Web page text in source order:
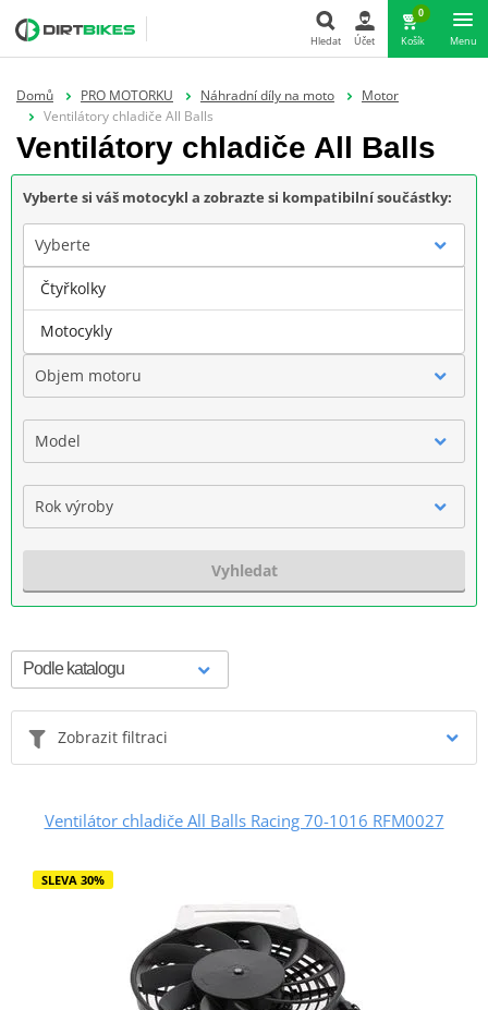
Hledat Účet
0
Košík Menu
Domů PRO MOTORKU Náhradní díly na moto
Motor
Ventilátory chladiče All Balls
Ventilátory chladiče All Balls
Vyberte si váš motocykl a zobrazte si kompatibilní součástky:
Vyberte
Značka
Objem motoru
Model
Rok výroby
Vyhledat
Zobrazit filtraci
Ventilátor chladiče All Balls Racing 70-1016 RFM0027
SLEVA 30%
Čtyřkolky
Motocykly